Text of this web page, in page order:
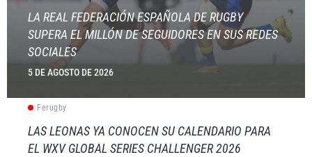
LA REAL FEDERACIÓN ESPAÑOLA DE RUGBY
SUPERA EL MILLÓN DE SEGUIDORES EN SUS REDES
SOCIALES
5 DE AGOSTO DE 2026
Ferugby
LAS LEONAS YA CONOCEN SU CALENDARIO PARA
EL WXV GLOBAL SERIES CHALLENGER 2026